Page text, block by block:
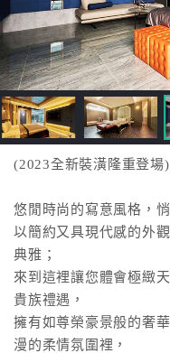
直
接
跟
飯
店
訂
HOT
特
色
民
宿
(2023全新裝潢隆重登場)
悠閒時尚的寫意風格，
以簡約又具現代感的外
典雅；
來到這裡讓您體會極緻
貴族禮遇，
擁有如尊榮豪景般的奢
漫的柔情氛圍裡，